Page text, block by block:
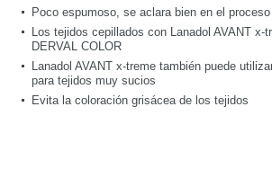
Poco espumoso, se aclara bien en el
Los tejidos cepillados con Lanadol AVANT
DERVAL COLOR
Lanadol AVANT x-treme también puede
para tejidos muy sucios
Evita la coloración grisácea de los tejidos